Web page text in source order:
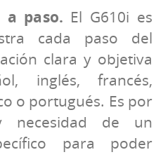
a paso. El G610i es
cada paso del
clara y objetiva
inglés, francés,
o portugués. Es por
de un
para poder